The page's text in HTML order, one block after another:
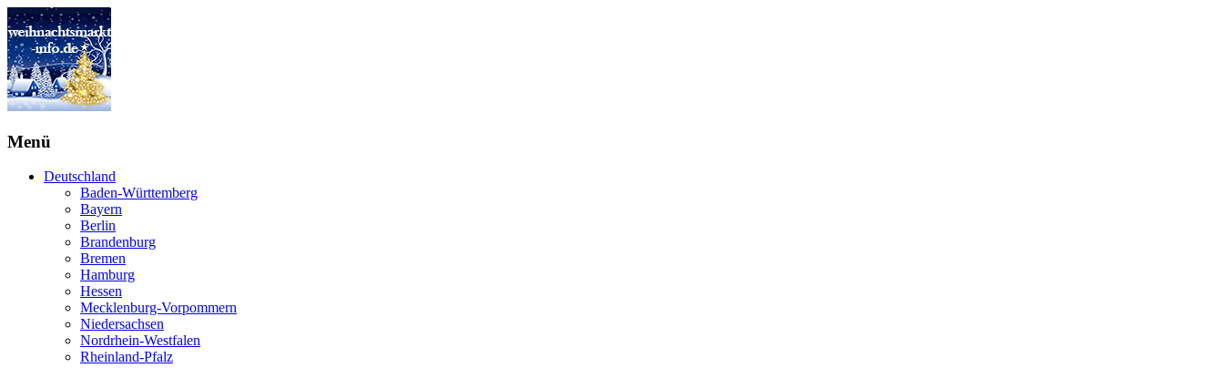
Menü
Deutschland
Baden-Württemberg
Bayern
Berlin
Brandenburg
Bremen
Hamburg
Hessen
Mecklenburg-Vorpommern
Niedersachsen
Nordrhein-Westfalen
Rheinland-Pfalz